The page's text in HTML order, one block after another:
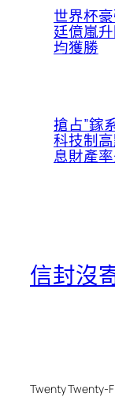
世界杯
廷億嵐
均獲勝
搶占”鎵
科技制
息財產
信封沒
Twenty Twenty-